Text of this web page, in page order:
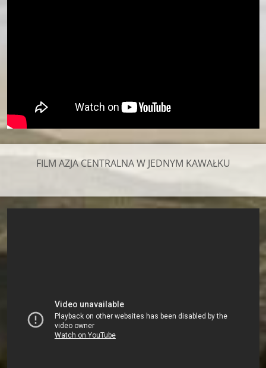
FILM AZJA CENTRALNA W JEDNYM KAWAŁKU